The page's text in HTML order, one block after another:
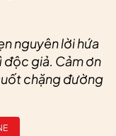
nguyên lời hứa
độc giả. Cảm ơn
chặng đường